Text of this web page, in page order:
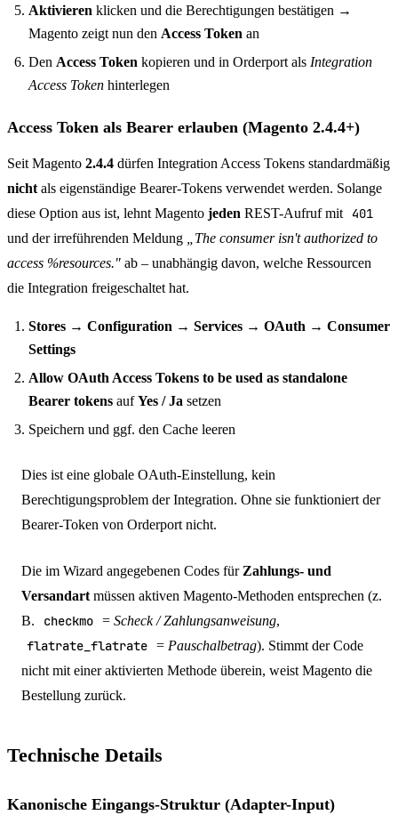
Aktivieren klicken und die Berechtigungen bestätigen →
Magento zeigt nun den Access Token an
Den Access Token kopieren und in Orderport als Integration
Access Token hinterlegen
Access Token als Bearer erlauben (Magento 2.4.4+)
Seit Magento 2.4.4 dürfen Integration Access Tokens standardmäßig
nicht als eigenständige Bearer-Tokens verwendet werden. Solange
diese Option aus ist, lehnt Magento jeden REST-Aufruf mit 401
und der irreführenden Meldung
„The consumer isn't authorized to
access %resources." ab – unabhängig davon, welche Ressourcen
die Integration freigeschaltet hat.
Stores → Configuration → Services → OAuth → Consumer
Settings
Allow OAuth Access Tokens to be used as standalone
Bearer tokens aufYes / Ja setzen
Speichern und ggf. den Cache leeren
Dies ist eine globale OAuth-Einstellung, kein
Berechtigungsproblem der Integration. Ohne sie funktioniert der
Bearer-Token von Orderport nicht.
Die im Wizard angegebenen Codes für Zahlungs- und
Versandart müssen aktiven Magento-Methoden entsprechen (z.
B.
checkmo = Scheck / Zahlungsanweisung,
flatrate_flatrate = Pauschalbetrag). Stimmt der Code
nicht mit einer aktivierten Methode überein, weist Magento die
Bestellung zurück.
Technische Details
Kanonische Eingangs-Struktur (Adapter-Input)